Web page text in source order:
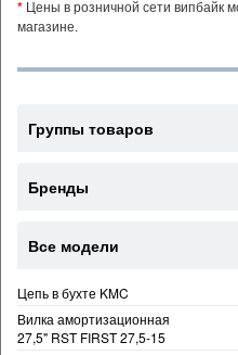
* Цены в розничной сети випбайк
магазине.
Группы товаров
Бренды
Все модели
Цепь в бухте KMC
Вилка амортизационная
27,5" RST FIRST 27,5-15